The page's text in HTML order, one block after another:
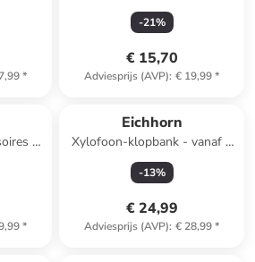
*
jaar
-21%
€ 15,70
Adviesprijs (AVP): € 19,99*
-
*
Eichhorn
Xylofoon-klopbank - vanaf 2
jaar
-13%
€ 24,99
Adviesprijs (AVP): € 28,99*